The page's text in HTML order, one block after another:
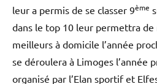
leur a permis de se classer 9ème
dans le top 10 leur permettra
meilleurs à domicile l’année
se déroulera à Limoges l’année
organisé par l’Elan sportif et